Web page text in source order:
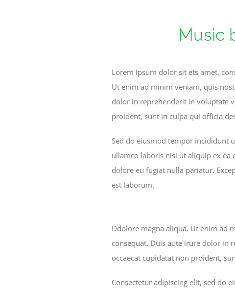
Music
Lorem ipsum dolor sit ets amet,
Ut enim ad minim veniam, quis
dolor in reprehenderit in voluptate
proident, sunt in culpa qui officia
Sed do eiusmod tempor incididunt
ullamco laboris nisi ut aliquip ex
dolore eu fugiat nulla pariatur.
est laborum.
Ddolore magna aliqua. Ut enim ad
consequat. Duis aute irure dolor in
occaecat cupidatat non proident,
Consectetur adipiscing elit, sed do